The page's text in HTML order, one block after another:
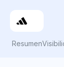
Resumen